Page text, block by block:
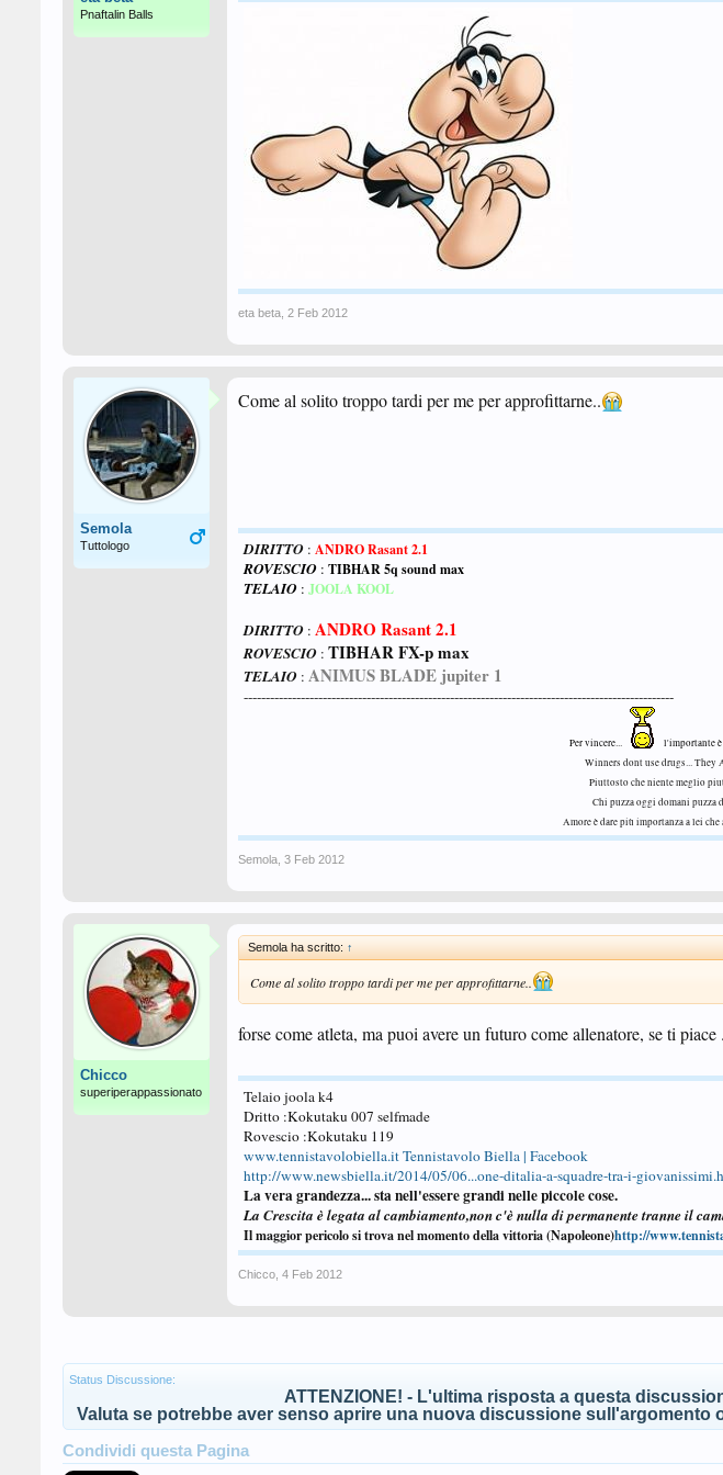
Pnaftalin Balls
eta beta 2 Feb 2012
Semola
Tuttologo
Come al solito troppo tardi per me per approfittarne..
DIRITTO : ANDRO Rasant 2.1
ROVESCIO : TIBHAR 5q sound max
TELAIO : JOOLA KOOL
DIRITTO : ANDRO Rasant 2.1
ROVESCIO : TIBHAR FX-p max
TELAIO : ANIMUS BLADE jupiter 1
--------------------------------------------------------------------------------------------------
Per vincere...
l'importante è
Winners dont use drugs... They
Piuttosto che niente meglio
Chi puzza oggi domani puzza
Amore è dare più importanza a lei
Semola 3 Feb 2012
Chicco
superiperappassionato
Semola ha scritto: ↑
Come al solito troppo tardi per me per approfittarne..
forse come atleta, ma puoi avere un futuro come allenatore, se ti piace
Telaio joola k4
Dritto :Kokutaku 007 selfmade
Rovescio :Kokutaku 119
www.tennistavolobiella.itTennistavolo Biella | Facebook
http://www.newsbiella.it/2014/05/06...one-ditalia-a-squadre-tra-i-
La vera grandezza... sta nell'essere grandi nelle piccole cose.
La Crescita è legata al cambiamento,non c'è nulla di permanente tranne il
Il maggior pericolo si trova nel momento della vittoria (Napoleone)http://
Chicco 4 Feb 2012
Status Discussione:
ATTENZIONE! - L'ultima risposta a questa
Valuta se potrebbe aver senso aprire una nuova discussione sull'argomento
Condividi questa Pagina